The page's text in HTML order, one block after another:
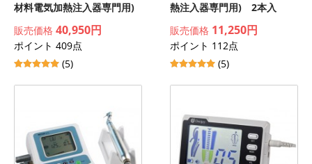
材料電気加熱注入器専門用)
販売価格 40,950円
ポイント 409点
(5)
熱注入器専門用) 2本入
販売価格 11,250円
ポイント 112点
(5)